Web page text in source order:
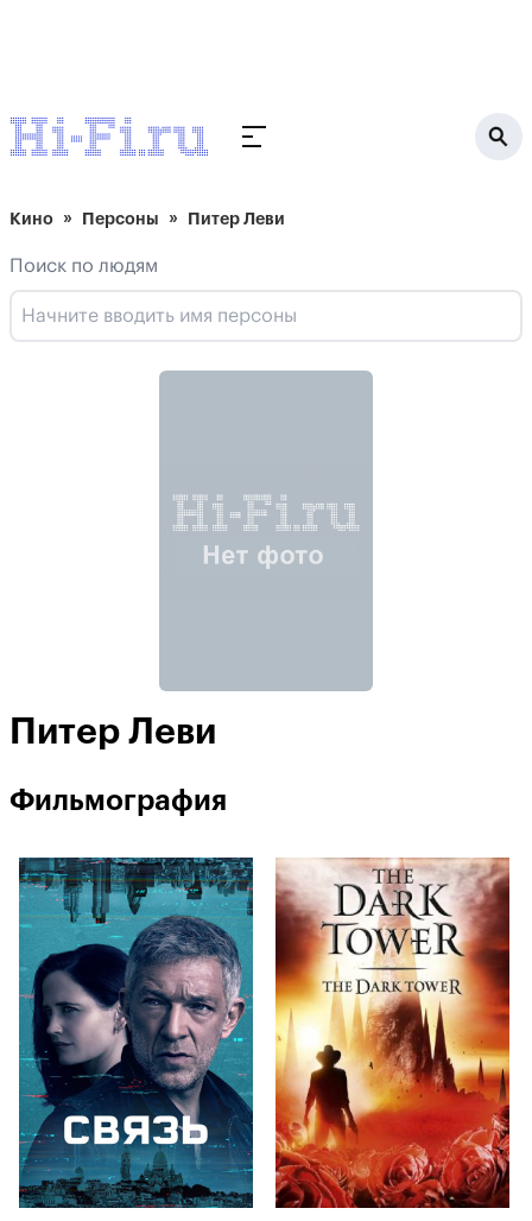
Кино Персоны Питер Леви
Поиск по людям
Питер Леви
Фильмография